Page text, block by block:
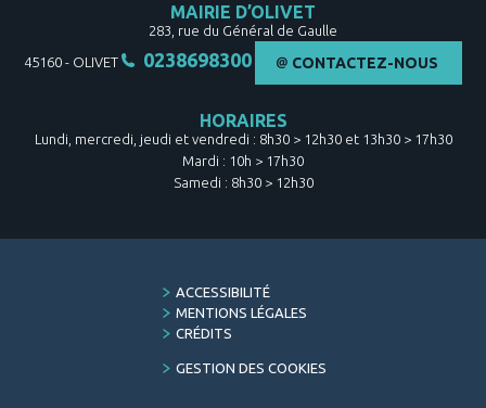
MAIRIE D’OLIVET
283, rue du Général de Gaulle
45160 - OLIVET 0238698300 CONTACTEZ-NOUS
HORAIRES
Lundi, mercredi, jeudi et vendredi : 8h30 > 12h30 et 13h30 > 17h30
Mardi : 10h > 17h30
Samedi : 8h30 > 12h30
FOOTER
MENU
ACCESSIBILITÉ
MENTIONS LÉGALES
CRÉDITS
GESTION DES COOKIES